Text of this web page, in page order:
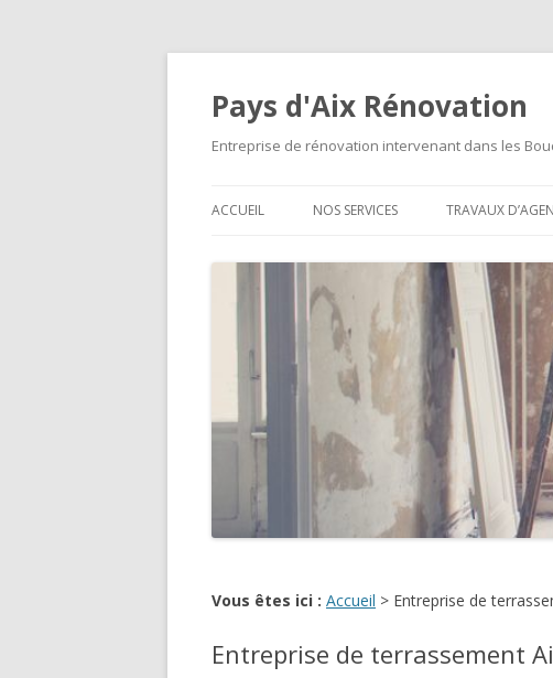
Pays d'Aix Rénovation
Entreprise de rénovation intervenant dans les
ACCUEIL NOS SERVICES TRAVAUX
Vous êtes ici : Accueil > Entreprise de
Entreprise de terrassement